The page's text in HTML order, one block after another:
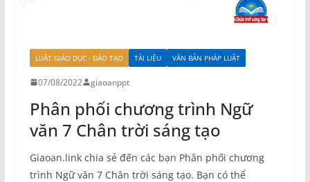
LUẬT GIÁO DỤC - ĐÀO TẠO TÀI LIỆU VĂN BẢN PHÁP LUẬT
07/08/2022 giaoanppt
Phân phối chương trình Ngữ
văn 7 Chân trời sáng tạo
Giaoan.link chia sẻ đến các bạn Phân phối chương
trình Ngữ văn 7 Chân trời sáng tạo. Bạn có thể